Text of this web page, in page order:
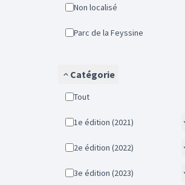
Non localisé
Parc de la Feyssine
Catégorie
Tout
1e édition (2021)
2e édition (2022)
3e édition (2023)